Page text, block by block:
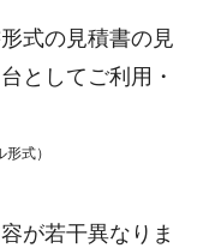
式の見積書の見
としてご利用・
式）
が若干異なりま